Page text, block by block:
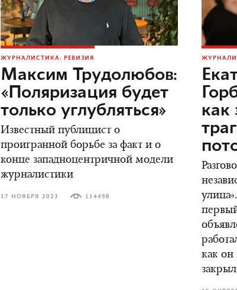
ЖУРНАЛИСТИКА: РЕВИЗИЯ
Максим Трудолюбов:
«Поляризация будет
только углубляться»
Известный публицист о
проигранной борьбе за факт и о
конце западноцентричной модели
журналистики
17 НОЯБРЯ 2023 114498
как
как он